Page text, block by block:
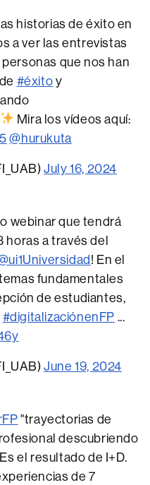
historias de éxito en
a ver las entrevistas
personas que nos han
#éxitoy
Mira los vídeos aquí:
@hurukuta
July 16, 2024
webinar que tendrá
horas a través del
! En el
fundamentales
de estudiantes,
#digitalizaciónenFP ...
June 19, 2024
"trayectorias de
descubriendo
el resultado de I+D.
de 7